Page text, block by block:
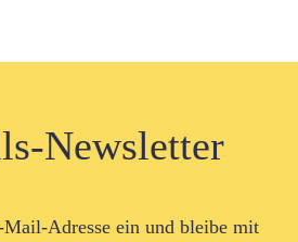
Newsletter
Adresse ein und bleibe mit